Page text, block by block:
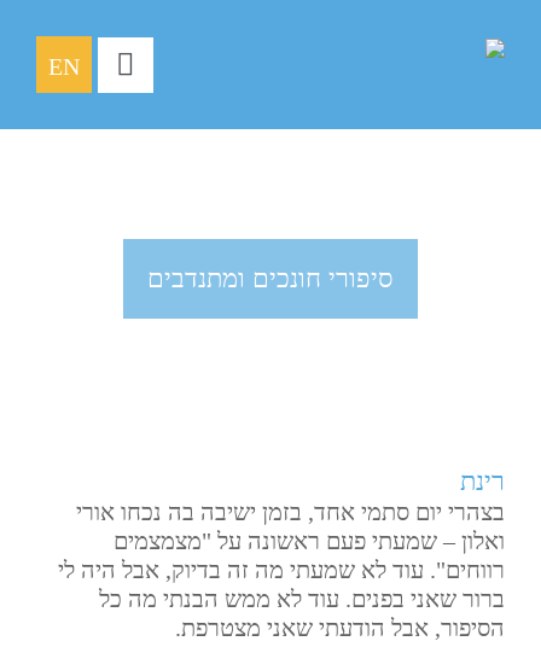
לתוכן
Toggle
עמוד הבית
סיפורי חונכויות
צרו קשר
English
EN
סיפורי חונכים ומתנדבים
רינת
בצהרי יום סתמי אחד, בזמן ישיבה בה נכחו אורי
ואלון – שמעתי פעם ראשונה על "מצמצמים
רווחים". עוד לא שמעתי מה זה בדיוק, אבל היה לי
ברור שאני בפנים. עוד לא ממש הבנתי מה כל
הסיפור, אבל הודעתי שאני מצטרפת.